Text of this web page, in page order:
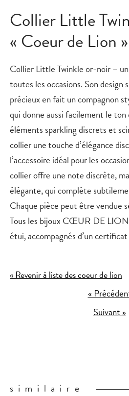
Collier Little
« Coeur de Lion »
Collier Little Twinkle or-noir –
toutes les occasions. Son design
précieux en fait un compagnon
qui donne aussi facilement le ton
éléments sparkling discrets et
collier une touche d’élégance
l’accessoire idéal pour les
collier offre une note discrète,
élégante, qui complète
Chaque pièce peut être vendue
Tous les bijoux CŒUR DE
étui, accompagnés d’un
« Revenir à liste des coeur de lion
«
Suivant »
similaire